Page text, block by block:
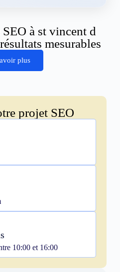
à st vincent d
mesurables
plus
projet SEO
10:00 et 16:00